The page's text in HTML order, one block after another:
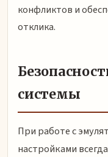
конфликтов и
отклика.
системы
При работе с
настройками